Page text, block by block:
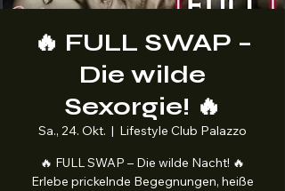
🔥 FULL SWAP –
Die wilde
Sexorgie! 🔥
Sa., 24. Okt.
  |
Lifestyle Club Palazzo
🔥 FULL SWAP – Die wilde Nacht! 🔥
Erlebe prickelnde Begegnungen, heiße